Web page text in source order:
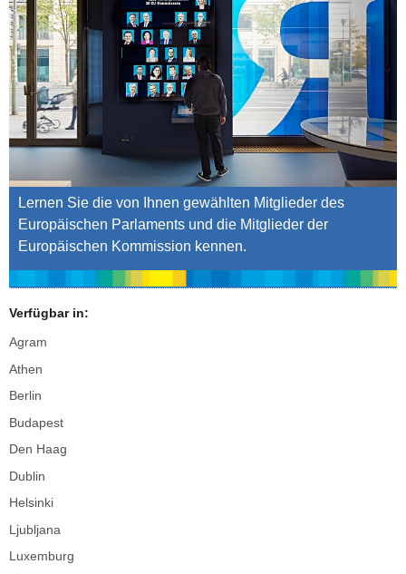
Lernen Sie die von Ihnen gewählten Mitglieder des
Europäischen Parlaments und die Mitglieder der
Europäischen Kommission kennen.
Verfügbar in:
Agram
Athen
Berlin
Budapest
Den Haag
Dublin
Helsinki
Ljubljana
Luxemburg